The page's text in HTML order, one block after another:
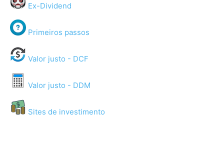
Ex-Dividend
Primeiros passos
Valor justo - DCF
Valor justo - DDM
Sites de investimento